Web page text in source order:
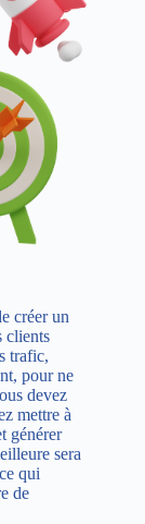
créer un
clients
trafic,
pour ne
devez
mettre à
générer
sera
qui
de